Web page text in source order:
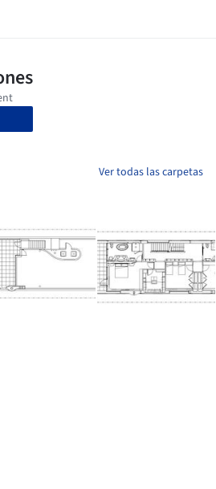
Ver todas las carpetas